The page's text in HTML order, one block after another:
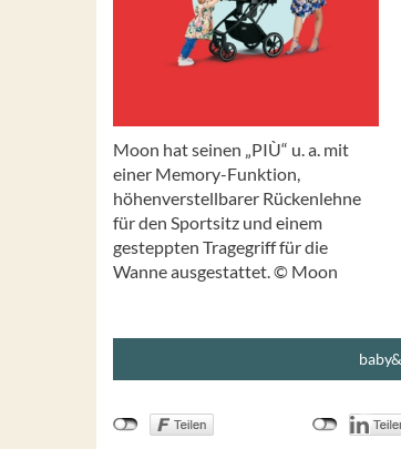
Moon hat seinen „PIÙ“ u. a. mit
einer Memory-Funktion,
höhenverstellbarer Rückenlehne
für den Sportsitz und einem
gesteppten Tragegriff für die
Wanne ausgestattet. © Moon